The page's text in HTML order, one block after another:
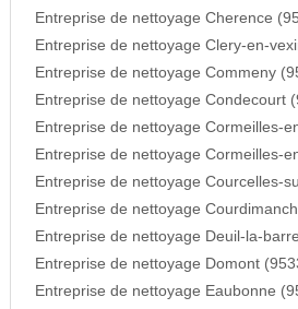
Entreprise de nettoyage Cherence
Entreprise de nettoyage Clery-en-
Entreprise de nettoyage Commeny
Entreprise de nettoyage Condecourt
Entreprise de nettoyage Cormeilles-
Entreprise de nettoyage Cormeilles-
Entreprise de nettoyage Courcelles-
Entreprise de nettoyage
Entreprise de nettoyage Deuil-la-
Entreprise de nettoyage Domont
Entreprise de nettoyage Eaubonne